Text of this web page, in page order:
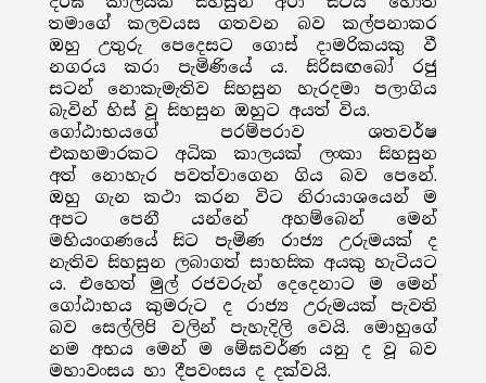
තමාගේ කලවයස ගතවන බව කල්පනාකර
ඔහු උතුරු පෙදෙසට ගොස් දාමරිකයකු වී
නගරය කරා පැමිණියේ ය. සිරිසඟබෝ රජු
සටන් නොකැමැතිව සිහසුන හැරදමා පලාගිය
බැවින් හිස් වූ සිහසුන ඔහුට අයත් විය.
ගෝඨාභයගේ පරම්පරාව ශතවර්ෂ
එකහමාරකට අධික කාලයක් ලංකා සිහසුන
අත් නොහැර පවත්වාගෙන ගිය බව පෙනේ.
ඔහු ගැන කථා කරන විට නිරායාශයෙන් ම
අපට පෙනී යන්නේ අහම්බෙන් මෙන්
මහියංගණයේ සිට පැමිණ රාජ්‍ය උරුමයක් ද
නැතිව සිහසුන ලබාගත් සාහසික අයකු හැටියට
ය. එහෙත් මුල් රජවරුන් දෙදෙනාට ම මෙන්
ගෝඨාභය කුමරුට ද රාජ්‍ය උරුමයක් පැවති
බව සෙල්ලිපි වලින් පැහැදිලි වෙයි. මොහුගේ
නම අභය මෙන් ම මේඝවර්ණ යනු ද වූ බව
මහාවංසය හා දීපවංසය ද දක්වයි.